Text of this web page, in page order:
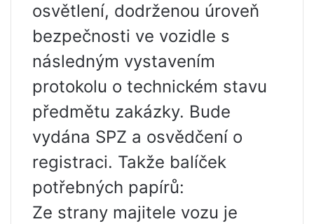
osvětlení, dodrženou úroveň
bezpečnosti ve vozidle s
následným vystavením
protokolu o technickém stavu
předmětu zakázky. Bude
vydána SPZ a osvědčení o
registraci. Takže balíček
potřebných papírů:
Ze strany majitele vozu je